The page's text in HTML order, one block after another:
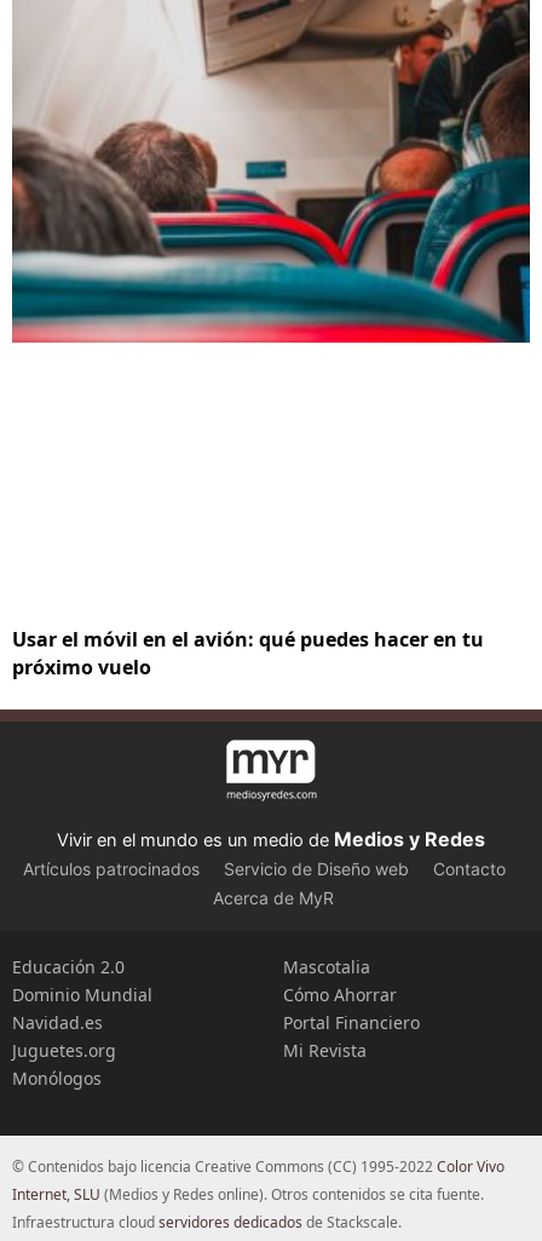
Usar el móvil en el avión: qué puedes hacer en tu
próximo vuelo
Vivir en el mundo es un medio de Medios y Redes
Artículos patrocinados Servicio de Diseño web
Contacto
Acerca de MyR
Educación 2.0
Dominio Mundial
Navidad.es
Juguetes.org
Monólogos
Mascotalia
Cómo Ahorrar
Portal Financiero
Mi Revista
© Contenidos bajo licencia Creative Commons (CC) 1995-2022Color Vivo
Internet, SLU (Medios y Redes online). Otros contenidos se cita fuente.
Infraestructura cloudservidores dedicados de Stackscale.